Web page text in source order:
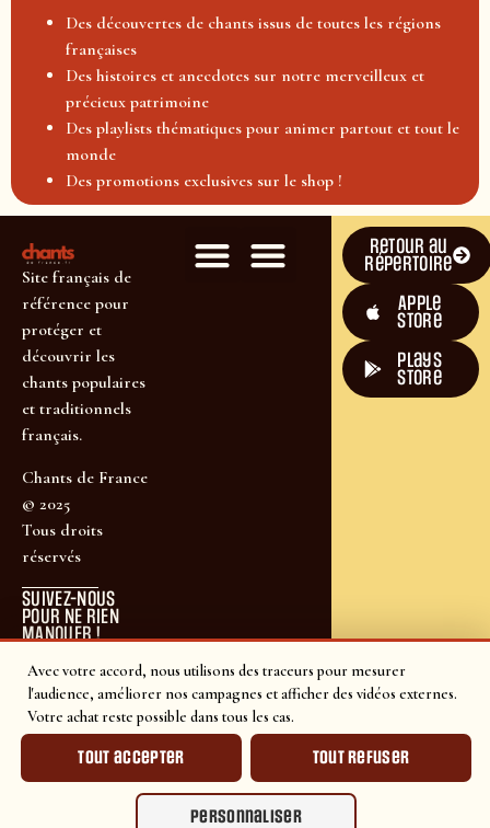
Avec votre accord, nous utilisons des traceurs pour mesurer
l'audience, améliorer nos campagnes et afficher des vidéos externes.
Votre achat reste possible dans tous les cas.
Tout accepter Tout refuser
Personnaliser
Des découvertes de chants issus de toutes les régions
françaises
Des histoires et anecdotes sur notre merveilleux et
précieux patrimoine
Des playlists thématiques pour animer partout et tout le
monde
Des promotions exclusives sur le shop !
Site français de
référence pour
protéger et
découvrir les
chants populaires
et traditionnels
français.
Chants de France
© 2025
Tous droits
réservés
SUIVEZ-NOUS
POUR NE RIEN
MANQUER !
Retour au
répertoire
Apple
Store
plays
store